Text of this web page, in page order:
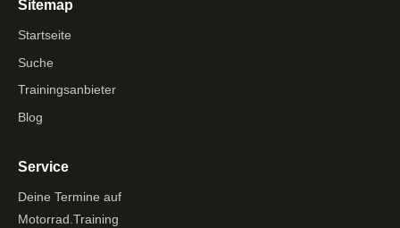
Sitemap
Startseite
Suche
Trainingsanbieter
Blog
Service
Deine Termine auf
Motorrad.Training